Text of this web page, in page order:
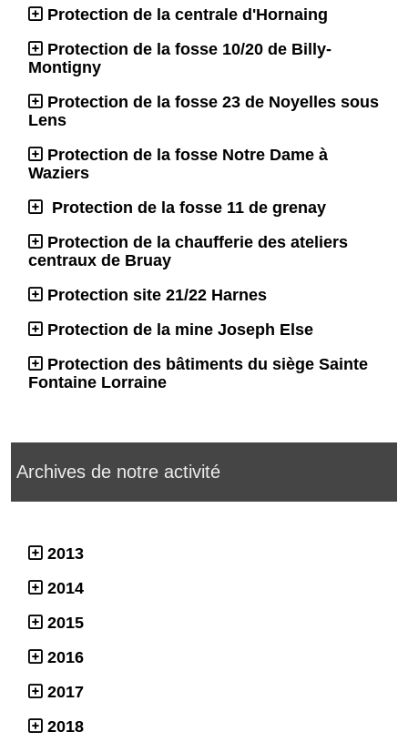
Protection de la centrale d'Hornaing
Protection de la fosse 10/20 de Billy-
Montigny
Protection de la fosse 23 de Noyelles sous
Lens
Protection de la fosse Notre Dame à
Waziers
Protection de la fosse 11 de grenay
Protection de la chaufferie des ateliers
centraux de Bruay
Protection site 21/22 Harnes
Protection de la mine Joseph Else
Protection des bâtiments du siège Sainte
Fontaine Lorraine
Archives de notre activité
2013
2014
2015
2016
2017
2018